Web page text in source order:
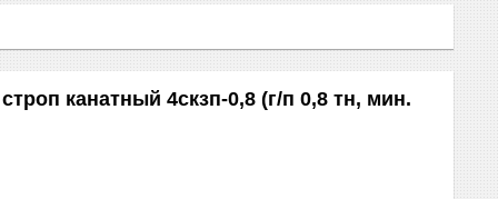
канатный 4скзп-0,8 (г/п 0,8 тн, мин.